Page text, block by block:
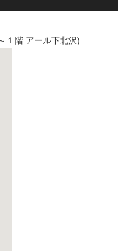
１階 アール下北沢)